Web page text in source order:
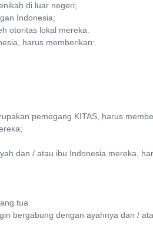
di luar negeri;
Indonesia;
otoritas lokal mereka.
harus memberikan:
pemegang KITAS, harus
dan / atau ibu Indonesia mereka,
tua.
bergabung dengan ayahnya dan /